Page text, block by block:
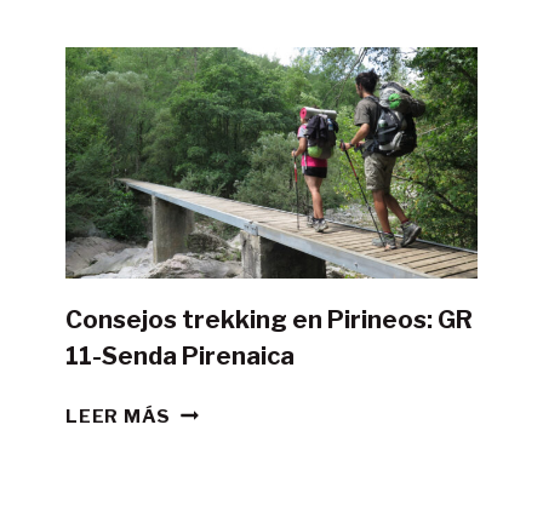
LA
GR11
CON
TIENDA
DE
CAMPAÑA?
Consejos trekking en Pirineos: GR
11-Senda Pirenaica
LEER MÁS CONSEJOS